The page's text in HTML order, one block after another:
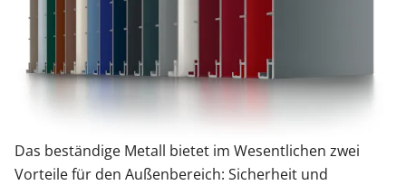
Das beständige Metall bietet im Wesentlichen zwei
Vorteile für den Außenbereich: Sicherheit und